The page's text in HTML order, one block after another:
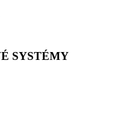
SYSTÉMY